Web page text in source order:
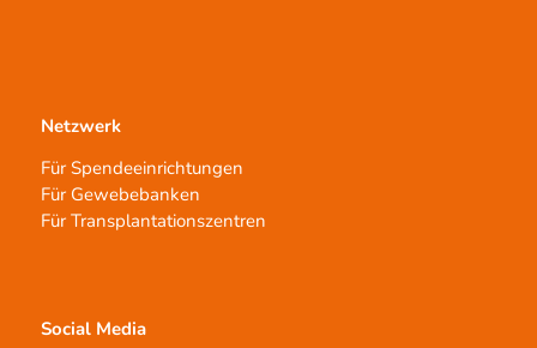
Netzwerk
Für Spendeeinrichtungen
Für Gewebebanken
Für Transplantationszentren
Social Media